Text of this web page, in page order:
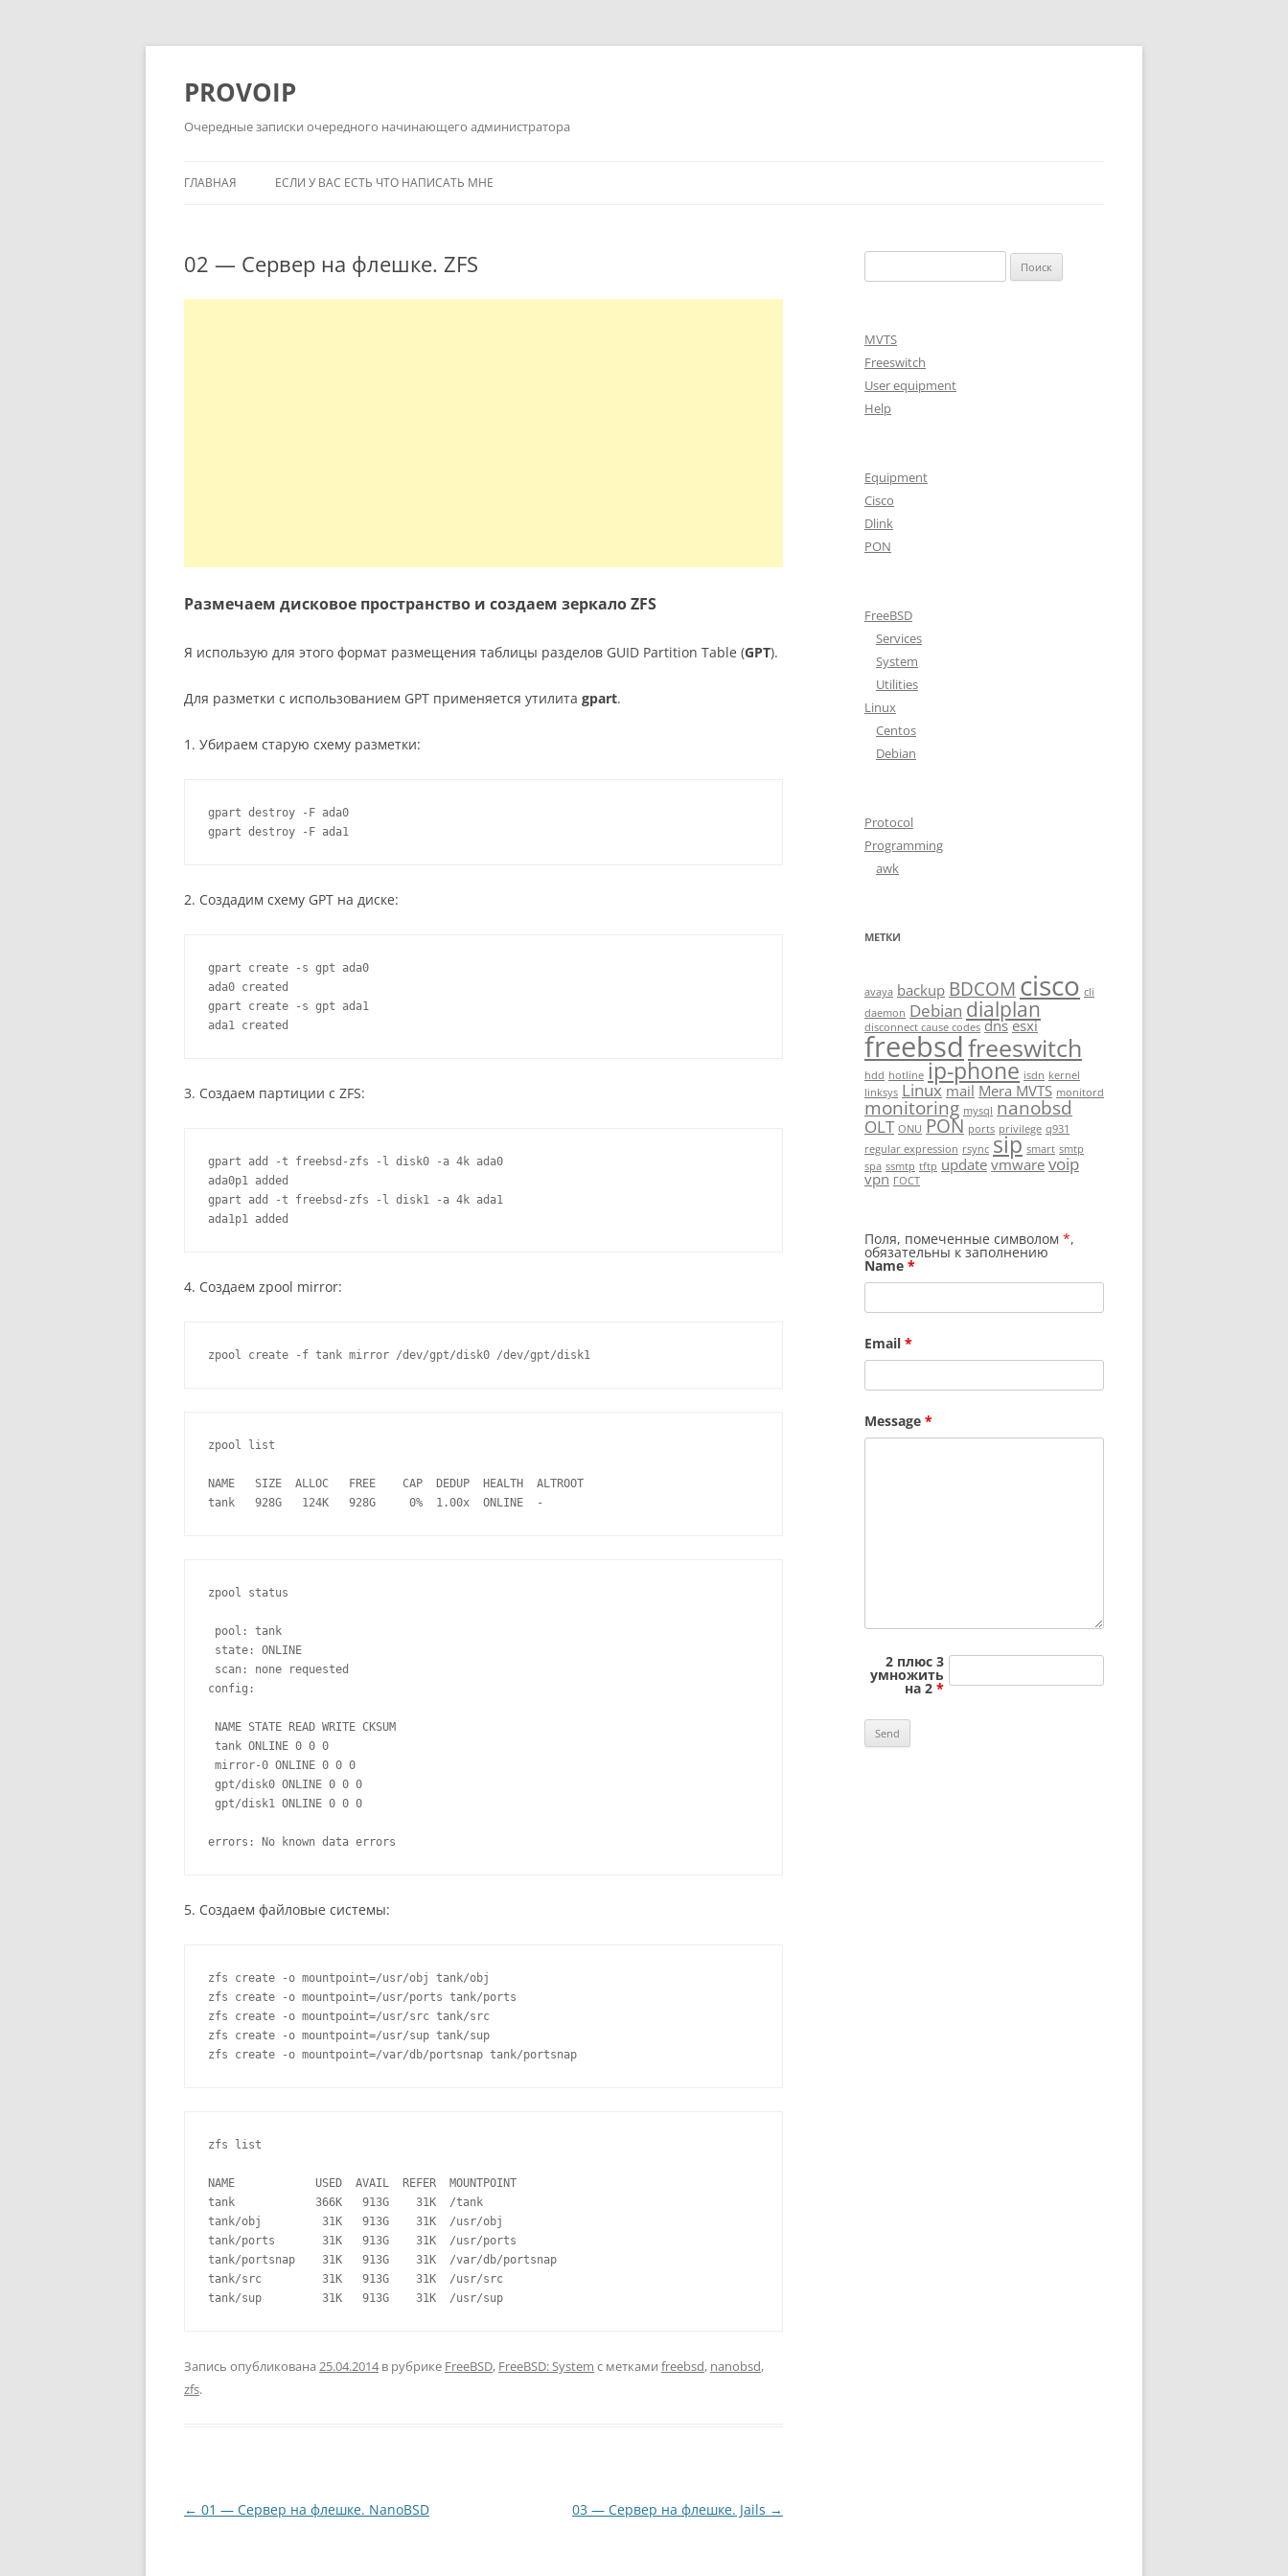
Перейти
PROVOIP
Очередные записки очередного начинающего администратора
ГЛАВНАЯ ЕСЛИ У ВАС ЕСТЬ ЧТО НАПИСАТЬ МНЕ
02 — Сервер на флешке. ZFS
Размечаем дисковое пространство и создаем зеркало ZFS
Я использую для этого формат размещения таблицы разделов GUID Partition Table (GPT).
Для разметки с использованием GPT применяется утилита gpart.
1. Убираем старую схему разметки:
gpart destroy -F ada0
gpart destroy -F ada1
2. Создадим схему GPT на диске:
gpart create -s gpt ada0
ada0 created
gpart create -s gpt ada1
ada1 created
3. Создаем партиции с ZFS:
gpart add -t freebsd-zfs -l disk0 -a 4k ada0
ada0p1 added
gpart add -t freebsd-zfs -l disk1 -a 4k ada1
ada1p1 added
4. Создаем zpool mirror:
zpool list
NAME   SIZE  ALLOC   FREE    CAP  DEDUP  HEALTH  ALTROOT
tank   928G   124K   928G     0%  1.00x  ONLINE  -
zpool status
pool: tank
state: ONLINE
scan: none requested
config:
NAME STATE READ WRITE CKSUM
tank ONLINE 0 0 0
mirror-0 ONLINE 0 0 0
gpt/disk0 ONLINE 0 0 0
gpt/disk1 ONLINE 0 0 0
errors: No known data errors
5. Создаем файловые системы:
zfs create -o mountpoint=/usr/obj tank/obj
zfs create -o mountpoint=/usr/ports tank/ports
zfs create -o mountpoint=/usr/src tank/src
zfs create -o mountpoint=/usr/sup tank/sup
zfs create -o mountpoint=/var/db/portsnap tank/portsnap
zfs list
NAME            USED  AVAIL  REFER  MOUNTPOINT
tank            366K   913G    31K  /tank
tank/obj         31K   913G    31K  /usr/obj
tank/ports       31K   913G    31K  /usr/ports
tank/portsnap    31K   913G    31K  /var/db/portsnap
tank/src         31K   913G    31K  /usr/src
tank/sup         31K   913G    31K  /usr/sup
Запись опубликована 25.04.2014в рубрике FreeBSD, FreeBSD: System с метками freebsd, nanobsd,
zfs.
Навигация
← 01 — Сервер на флешке. NanoBSD 03 — Сервер на флешке. Jails →
MVTS
Freeswitch
User equipment
Help
Equipment
Cisco
Dlink
PON
FreeBSD
Services
System
Utilities
Linux
Centos
Debian
Protocol
Programming
awk
МЕТКИ
avaya backup BDCOM cisco cli
daemon Debian dialplan
disconnect cause codes dns esxi
freebsdfreeswitch
hdd hotline ip-phone isdn kernel
linksys Linux mail Mera MVTS monitord
monitoring mysql nanobsd
OLT ONU PON ports privilege q931
regular expression rsync sip smart smtp
spa ssmtp tftp update vmware voip
vpn ГОСТ
Поля, помеченные символом *,
обязательны к заполнению
Name *
Email *
Message *
2 плюс 3
умножить
на 2 *